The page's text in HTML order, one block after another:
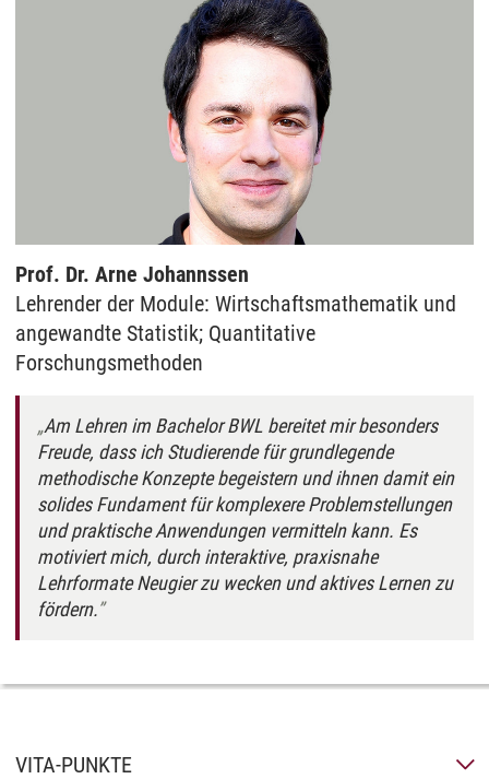
Prof. Dr. Arne Johannssen
Lehrender der Module: Wirtschaftsmathematik und
angewandte Statistik; Quantitative
Forschungsmethoden
Am Lehren im Bachelor BWL bereitet mir besonders
Freude, dass ich Studierende für grundlegende
methodische Konzepte begeistern und ihnen damit ein
solides Fundament für komplexere Problemstellungen
und praktische Anwendungen vermitteln kann. Es
motiviert mich, durch interaktive, praxisnahe
Lehrformate Neugier zu wecken und aktives Lernen zu
fördern.
VITA-PUNKTE